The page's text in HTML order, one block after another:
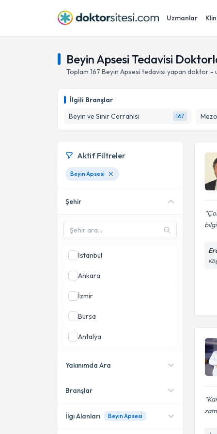
Uzmanlar
Beyin Apsesi Tedavisi
Toplam 167 Beyin Apsesi tedavisi yapan doktor -
İlgili Branşlar
Beyin ve Sinir Cerrahisi
167
Aktif Filtreler
Beyin Apsesi
Şehir
İstanbul
Ankara
İzmir
Bursa
Antalya
Yakınımda Ara
Konumuma yakın uzmanları
Branşlar
İlgi Alanları Beyin Apsesi